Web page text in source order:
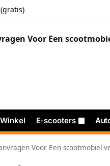
Winkel E-scooters
Voor Een scootmobiel